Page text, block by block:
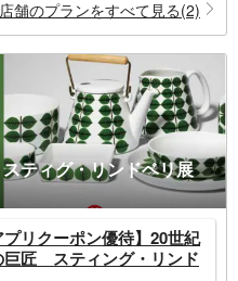
店舗のプランをすべて見る(2)
ティグ・リンドベリ展
プリクーポン優待】20世紀
巨匠 スティング・リンド